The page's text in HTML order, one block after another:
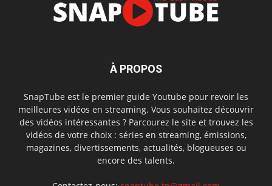
À PROPOS
SnapTube est le premier guide Youtube pour revoir les
meilleures vidéos en streaming. Vous souhaitez découvrir
des vidéos intéressantes ? Parcourez le site et trouvez les
vidéos de votre choix : séries en streaming, émissions,
magazines, divertissements, actualités, blogueuses ou
encore des talents.